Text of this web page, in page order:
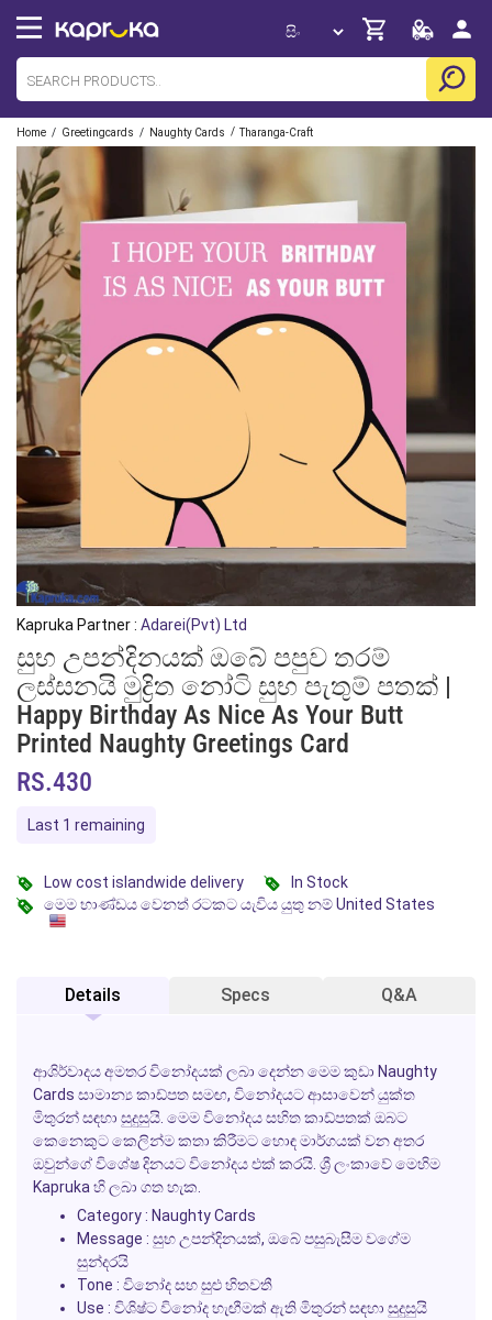
Home / Greetingcards / Naughty Cards / Tharanga-Craft
Kapruka Partner : Adarei(Pvt) Ltd
සුභ උපන්දිනයක් ඔබේ පපුව තරම්
ලස්සනයි මුද්‍රිත නෝටි සුභ පැතුම් පතක් |
Happy Birthday As Nice As Your Butt
Printed Naughty Greetings Card
RS.430
Last 1 remaining
Low cost islandwide delivery
In Stock
මෙම භාණ්ඩය වෙනත් රටකට යැවිය යුතු නම් United States
Details Specs Q&A
ආශිර්වාදය අමතර විනෝදයක් ලබා දෙන්න මෙම කුඩා Naughty
Cards සාමාන්‍ය කාඩ්පත සමඟ, විනෝදයට ආසාවෙන් යුක්ත
මිතුරන් සඳහා සුදුසුයි. මෙම විනෝදය සහිත කාඩ්පතක් ඔබට
කෙනෙකුට කෙලින්ම කතා කිරීමට හොඳ මාර්ගයක් වන අතර
ඔවුන්ගේ විශේෂ දිනයට විනෝදය එක් කරයි. ශ්‍රී ලංකාවේ මෙහිම
Kapruka හි ලබා ගත හැක.
Category : Naughty Cards
Message : සුභ උපන්දිනයක්, ඔබේ පසුබැසීම වගේම
සුන්දරයි
Tone : විනෝද සහ සුළු හිතවතී
Use : විශිෂ්ට විනෝද හැඟීමක් ඇති මිතුරන් සඳහා සුදුසුයි